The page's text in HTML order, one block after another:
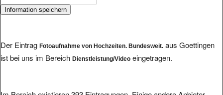
Der Eintrag Fotoaufnahme von Hochzeiten. Bundesweit. aus Goettingen
ist bei uns im Bereich Dienstleistung/Video eingetragen.